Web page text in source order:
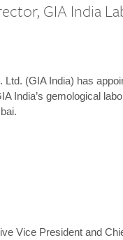
GIA India
(GIA India) has
India’s gemological
Vice President and